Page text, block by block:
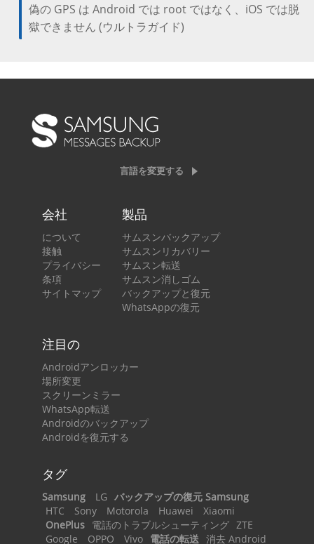
偽の GPS は Android では root ではなく、iOS では脱
獄できません (ウルトラガイド)
言語を変更する
会社
について
接触
プライバシー
条項
サイトマップ
製品
サムスンバックアップ
サムスンリカバリー
サムスン転送
サムスン消しゴム
バックアップと復元
WhatsAppの復元
注目の
Androidアンロッカー
場所変更
スクリーンミラー
WhatsApp転送
Androidのバックアップ
Androidを復元する
タグ
Samsung LG バックアップの復元 Samsung
HTC
Sony Motorola Huawei
Xiaomi
OnePlus 電話のトラブルシューティング ZTE
Google
OPPO Vivo 電話の転送 消去 Android